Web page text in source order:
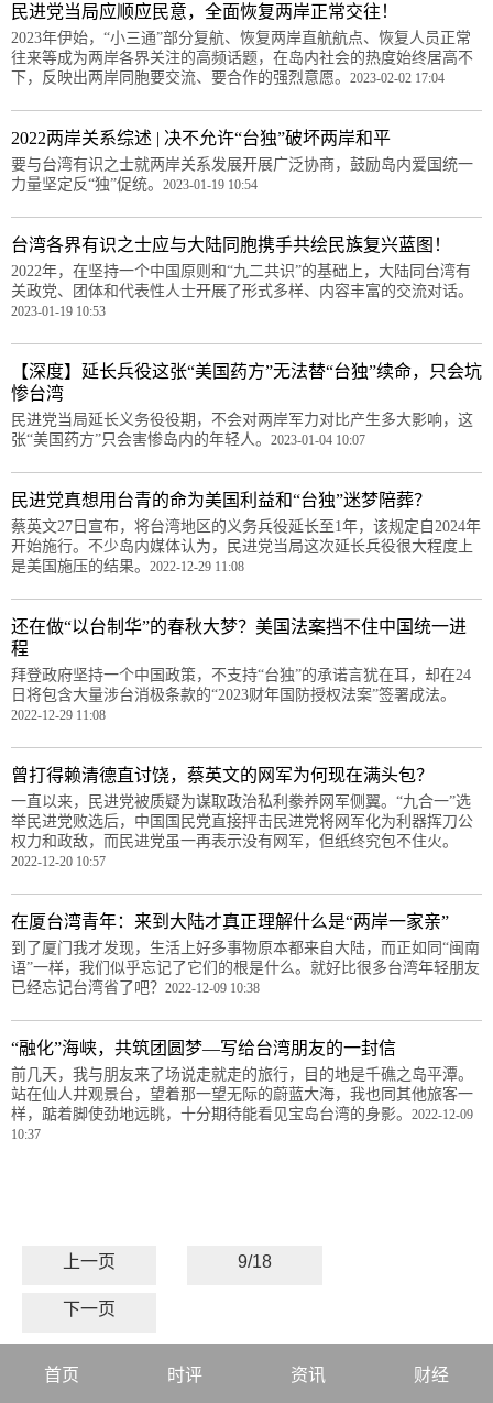
民进党当局应顺应民意，全面恢复两岸正常交往！
2023年伊始，“小三通”部分复航、恢复两岸直航航点、恢复人员正常
往来等成为两岸各界关注的高频话题，在岛内社会的热度始终居高不
下，反映出两岸同胞要交流、要合作的强烈意愿。 2023-02-02 17:04
2022两岸关系综述 | 决不允许“台独”破坏两岸和平
要与台湾有识之士就两岸关系发展开展广泛协商，鼓励岛内爱国统一
力量坚定反“独”促统。 2023-01-19 10:54
台湾各界有识之士应与大陆同胞携手共绘民族复兴蓝图！
2022年，在坚持一个中国原则和“九二共识”的基础上，大陆同台湾有
关政党、团体和代表性人士开展了形式多样、内容丰富的交流对话。
2023-01-19 10:53
【深度】延长兵役这张“美国药方”无法替“台独”续命，只会坑
惨台湾
民进党当局延长义务役役期，不会对两岸军力对比产生多大影响，这
张“美国药方”只会害惨岛内的年轻人。 2023-01-04 10:07
民进党真想用台青的命为美国利益和“台独”迷梦陪葬？
蔡英文27日宣布，将台湾地区的义务兵役延长至1年，该规定自2024年
开始施行。不少岛内媒体认为，民进党当局这次延长兵役很大程度上
是美国施压的结果。 2022-12-29 11:08
还在做“以台制华”的春秋大梦？美国法案挡不住中国统一进
程
拜登政府坚持一个中国政策，不支持“台独”的承诺言犹在耳，却在24
日将包含大量涉台消极条款的“2023财年国防授权法案”签署成法。
2022-12-29 11:08
曾打得赖清德直讨饶，蔡英文的网军为何现在满头包？
一直以来，民进党被质疑为谋取政治私利豢养网军侧翼。“九合一”选
举民进党败选后，中国国民党直接抨击民进党将网军化为利器挥刀公
权力和政敌，而民进党虽一再表示没有网军，但纸终究包不住火。
2022-12-20 10:57
在厦台湾青年：来到大陆才真正理解什么是“两岸一家亲”
到了厦门我才发现，生活上好多事物原本都来自大陆，而正如同“闽南
语”一样，我们似乎忘记了它们的根是什么。就好比很多台湾年轻朋友
已经忘记台湾省了吧？ 2022-12-09 10:38
“融化”海峡，共筑团圆梦—写给台湾朋友的一封信
前几天，我与朋友来了场说走就走的旅行，目的地是千礁之岛平潭。
站在仙人井观景台，望着那一望无际的蔚蓝大海，我也同其他旅客一
样，踮着脚使劲地远眺，十分期待能看见宝岛台湾的身影。 2022-12-09
10:37
上一页 9/18
下一页
首页 时评 资讯 财经